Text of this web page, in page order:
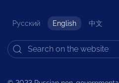
Русский English 中文